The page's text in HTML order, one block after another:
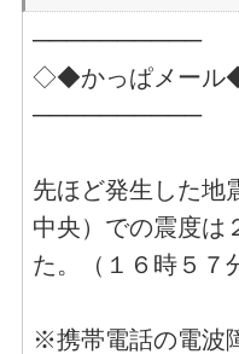
──────────
◇◆かっぱメー
──────────
先ほど発生した地
中央）での震度は
た。（１６時５７
※携帯電話の電波